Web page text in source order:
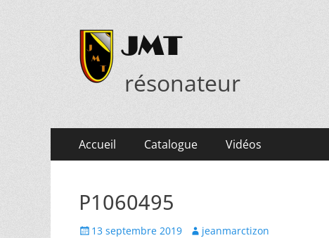
JMT
résonateur
Menu
principal
Accueil Catalogue Vidéos
P1060495
Posted
13 septembre 2019 Author
jeanmarctizon